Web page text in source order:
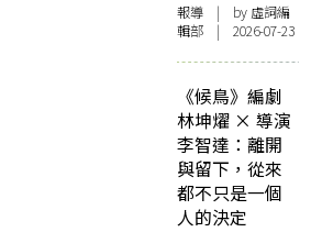
報導 | by 虛詞編
輯部 | 2026-07-23
《候鳥》編劇
林坤燿 × 導演
李智達：離開
與留下，從來
都不只是一個
人的決定